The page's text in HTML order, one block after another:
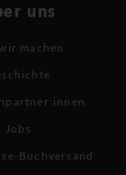
uns
machen
Jobs
Buchversand